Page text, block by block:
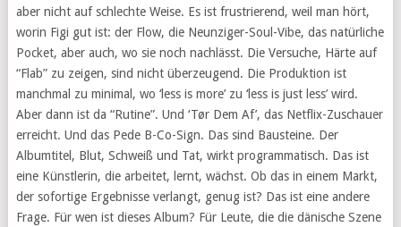
aber nicht auf schlechte Weise. Es ist frustrierend, weil man hört,
worin Figi gut ist: der Flow, die Neunziger-Soul-Vibe, das natürliche
Pocket, aber auch, wo sie noch nachlässt. Die Versuche, Härte auf
“Flab” zu zeigen, sind nicht überzeugend. Die Produktion ist
manchmal zu minimal, wo ‘less is more’ zu ‘less is just less’ wird.
Aber dann ist da “Rutine”. Und ‘Tør Dem Af’, das Netflix-Zuschauer
erreicht. Und das Pede B-Co-Sign. Das sind Bausteine. Der
Albumtitel, Blut, Schweiß und Tat, wirkt programmatisch. Das ist
eine Künstlerin, die arbeitet, lernt, wächst. Ob das in einem Markt,
der sofortige Ergebnisse verlangt, genug ist? Das ist eine andere
Frage. Für wen ist dieses Album? Für Leute, die die dänische Szene